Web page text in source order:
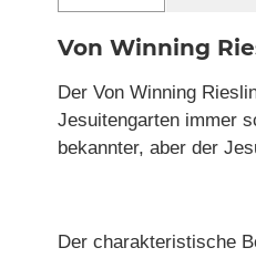
Von Winning
Der Von Winning
Jesuitengarten immer
bekannter, aber der
Der charakteristische